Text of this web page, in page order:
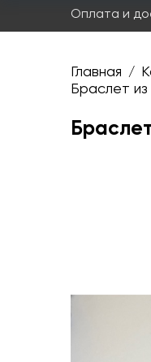
Оплата и
Главная /
Браслет